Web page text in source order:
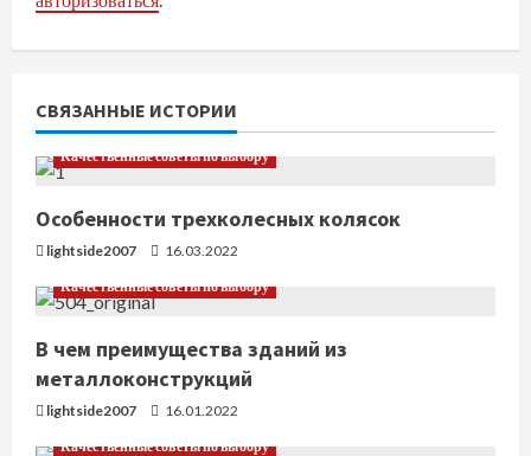
и
т
ь
ч
т
е
н
и
е
СВЯЗАННЫЕ ИСТОРИИ
Качественные советы по выбору
Особенности трехколесных колясок
lightside2007
16.03.2022
Качественные советы по выбору
В чем преимущества зданий из
металлоконструкций
lightside2007
16.01.2022
Качественные советы по выбору